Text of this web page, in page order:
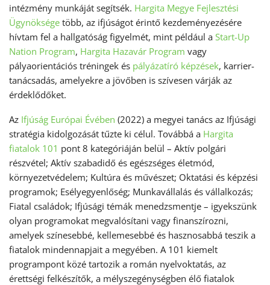
intézmény munkáját segítsék. Hargita Megye Fejlesztési
Ügynöksége több, az ifjúságot érintő kezdeményezésére
hívtam fel a hallgatóság figyelmét, mint például a Start-Up
Nation Program, Hargita Hazavár Program vagy
pályaorientációs tréningek és pályázatíró képzések, karrier-
tanácsadás, amelyekre a jövőben is szívesen várják az
érdeklődőket.
Az Ifjúság Európai Évében (2022) a megyei tanács az Ifjúsági
stratégia kidolgozását tűzte ki célul. Továbbá a Hargita
fiatalok 101 pont 8 kategóriáján belül – Aktív polgári
részvétel; Aktív szabadidő és egészséges életmód,
környezetvédelem; Kultúra és művészet; Oktatási és képzési
programok; Esélyegyenlőség; Munkavállalás és vállalkozás;
Fiatal családok; Ifjúsági témák menedzsmentje – igyekszünk
olyan programokat megvalósítani vagy finanszírozni,
amelyek színesebbé, kellemesebbé és hasznosabbá teszik a
fiatalok mindennapjait a megyében. A 101 kiemelt
programpont közé tartozik a román nyelvoktatás, az
érettségi felkészítők, a mélyszegénységben élő fiatalok